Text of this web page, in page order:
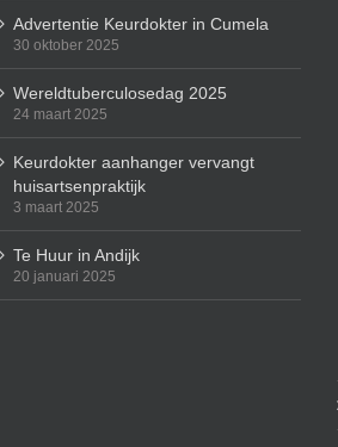
Advertentie Keurdokter in Cumela
30 oktober 2025
Wereldtuberculosedag 2025
24 maart 2025
Keurdokter aanhanger vervangt
huisartsenpraktijk
3 maart 2025
Te Huur in Andijk
20 januari 2025